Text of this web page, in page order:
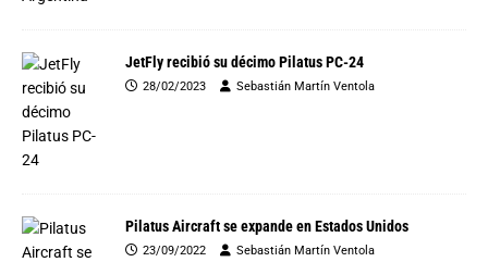
JetFly recibió su décimo Pilatus PC-24
28/02/2023 Sebastián Martín Ventola
Pilatus Aircraft se expande en Estados Unidos
23/09/2022 Sebastián Martín Ventola